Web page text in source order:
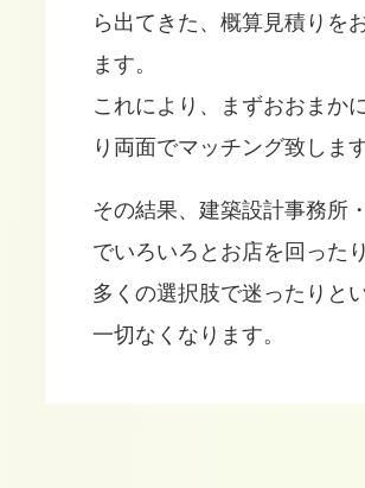
ら出てきた、 概算見積りを
ます。
これにより、まずおおまか
り両面でマッチング致します
その結果、建築設計事務所
でいろいろとお店を回ったり
多くの選択肢で迷ったりと
一切なくなります。